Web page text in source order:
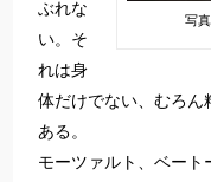
写
ぶれな
い。そ
れは身
体だけでない、むろん
ある。
モーツァルト、ベー